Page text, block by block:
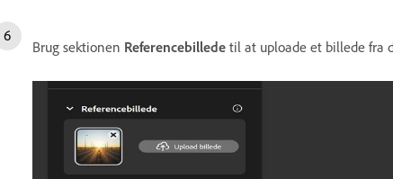
Brug sektionen Referencebillede til at uploade et billede fra